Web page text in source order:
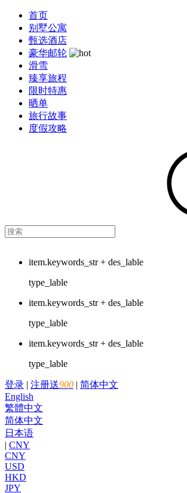
首页
别墅公寓
甄选酒店
豪华邮轮
滑雪
臻享旅程
限时特惠
晒单
旅行故事
度假攻略
item.keywords_str + des_lable
type_lable
item.keywords_str + des_lable
type_lable
item.keywords_str + des_lable
type_lable
登录 | 注册送900 | 简体中文
English
繁體中文
简体中文
日本语
| CNY
CNY
USD
HKD
JPY